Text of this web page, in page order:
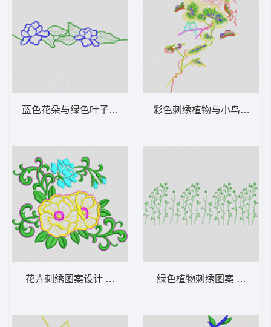
蓝色花朵与绿色叶子图案 花型
花卉刺绣图案设计 花型
彩色刺绣植物与小鸟图案
绿色植物刺绣图案 花型